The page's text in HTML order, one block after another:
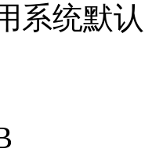
系统默认